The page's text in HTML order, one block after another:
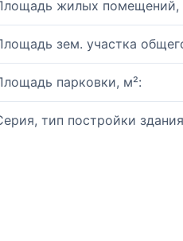
жилых помещений,
зем. участка
парковки, м²:
тип постройки